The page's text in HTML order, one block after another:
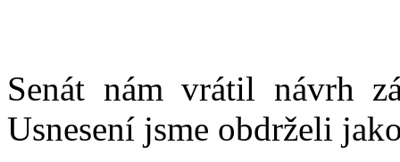
Senát nám vrátil návrh
Usnesení jsme obdrželi